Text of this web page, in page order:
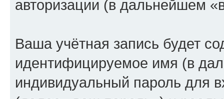
авторизации (в дальнейшем
Ваша учётная запись будет
идентифицируемое имя (в
индивидуальный пароль для